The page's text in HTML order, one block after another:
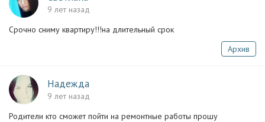
9 лет назад
Срочно сниму квартиру!!!на длительный срок
Архив
Надежда
9 лет назад
Родители кто сможет пойти на ремонтные работы прошу